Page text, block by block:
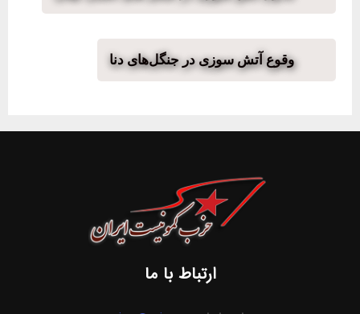
وقوع آتش سوزی در جنگل‌های دنا
ارتباط با ما